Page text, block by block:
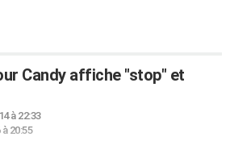
Candy affiche "stop" et
à 22:33
20:55